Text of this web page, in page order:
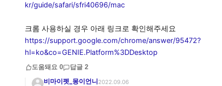
kr/guide/safari/sfri40696/mac
https://support.google.com/chrome/answer/95472?
hl=ko&co=GENIE.Platform%3DDesktop
도움돼요 0 답글 2
비마이펫_몽이언니 2022.09.06